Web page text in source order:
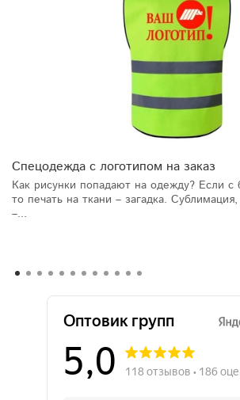
Спецодежда с логотипом на заказ
Как рисунки попадают на одежду? Если с
то печать на ткани – загадка.
–...